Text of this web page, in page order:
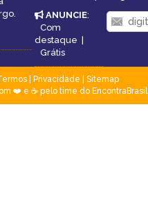
ANUNCIE:
Com
destaque |
Grátis
| Privacidade
Sitemap
❤️ e ☕ pelo time do EncontraBrasil